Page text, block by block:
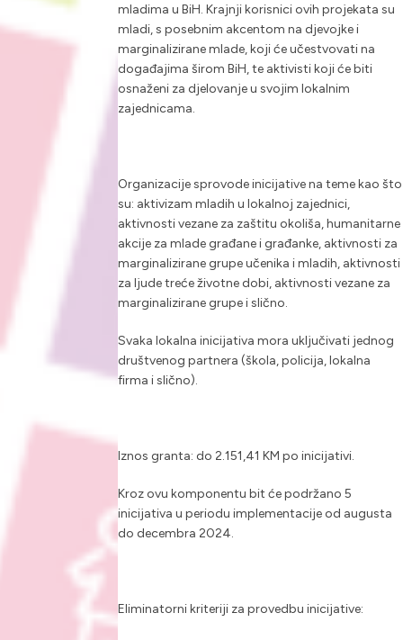
mladima u BiH. Krajnji korisnici ovih projekata su
mladi, s posebnim akcentom na djevojke i
marginalizirane mlade, koji će učestvovati na
događajima širom BiH, te aktivisti koji će biti
osnaženi za djelovanje u svojim lokalnim
zajednicama.
Organizacije sprovode inicijative na teme kao što
su: aktivizam mladih u lokalnoj zajednici,
aktivnosti vezane za zaštitu okoliša, humanitarne
akcije za mlade građane i građanke, aktivnosti za
marginalizirane grupe učenika i mladih, aktivnosti
za ljude treće životne dobi, aktivnosti vezane za
marginalizirane grupe i slično.
Svaka lokalna inicijativa morauključivati jednog
društvenog partnera (škola, policija, lokalna
firma i slično).
Iznos granta: do 2.151,41 KM po inicijativi.
Kroz ovu komponentu bit će podržano 5
inicijativa u periodu implementacije od augusta
do decembra 2024.
Eliminatorni kriteriji za provedbu inicijative: